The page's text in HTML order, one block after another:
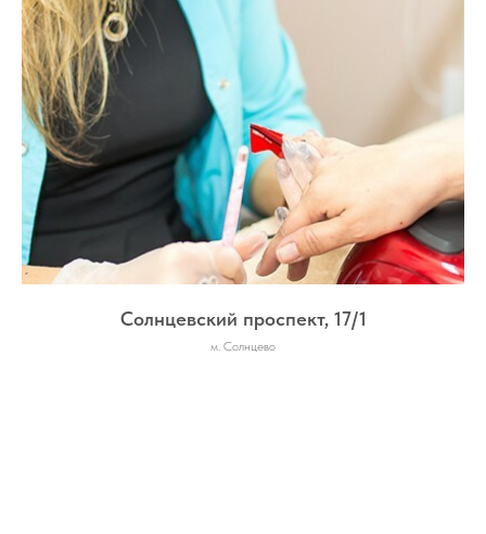
Солнцевский проспект, 17/1
м. Солнцево